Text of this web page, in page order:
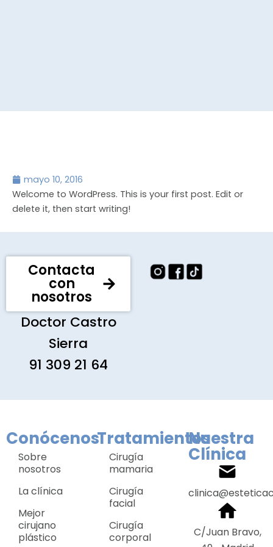
mayo 10, 2016
Welcome to WordPress. This is your first post. Edit or
delete it, then start writing!
Contacta
con
nosotros
Doctor Castro
Sierra
91 309 21 64
Conócenos
Sobre
nosotros
La clínica
Mejor
cirujano
plástico
Tratamientos
Cirugía
mamaria
Cirugía
facial
Cirugía
corporal
Nuestra
Clínica
C/Juan Bravo,